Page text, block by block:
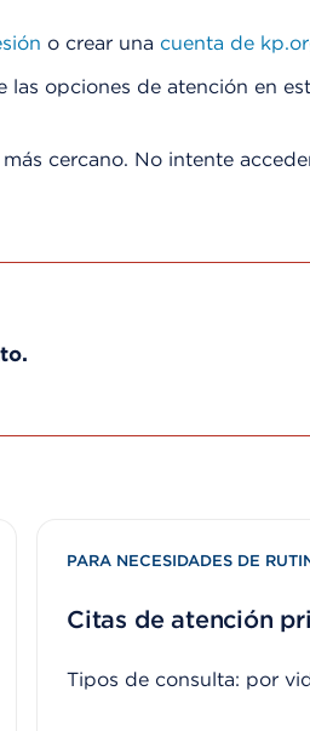
o crear una cuenta de
opciones de atención en
cercano. No intente
PARA NECESIDADES DE
Citas de atención
Tipos de consulta: por